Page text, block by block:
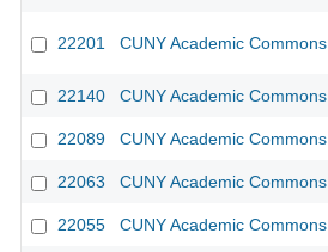
22201 CUNY Academic Commons
22140 CUNY Academic Commons
22089 CUNY Academic Commons
22063 CUNY Academic Commons
22055 CUNY Academic Commons